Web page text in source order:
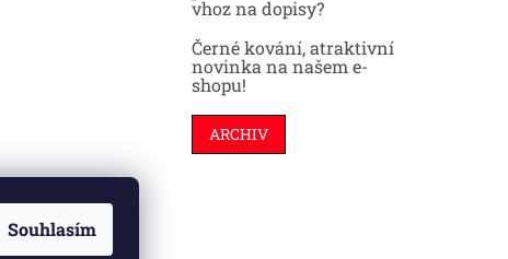
Souhlasím
vhoz na dopisy?
Černé kování, atraktivní
novinka na našem e-
shopu!
ARCHIV